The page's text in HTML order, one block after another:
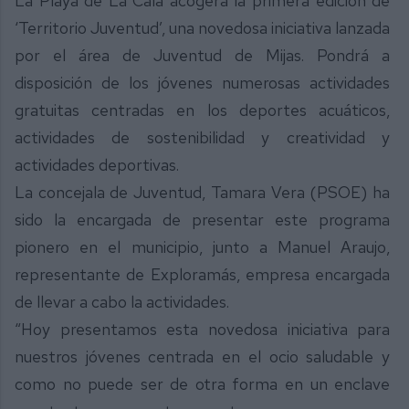
‘Territorio Juventud’, una novedosa iniciativa lanzada
por el área de Juventud de Mijas. Pondrá a
disposición de los jóvenes numerosas actividades
gratuitas centradas en los deportes acuáticos,
actividades de sostenibilidad y creatividad y
actividades deportivas.
La concejala de Juventud, Tamara Vera (PSOE) ha
sido la encargada de presentar este programa
pionero en el municipio, junto a Manuel Araujo,
representante de Exploramás, empresa encargada
de llevar a cabo la actividades.
“Hoy presentamos esta novedosa iniciativa para
nuestros jóvenes centrada en el ocio saludable y
como no puede ser de otra forma en un enclave